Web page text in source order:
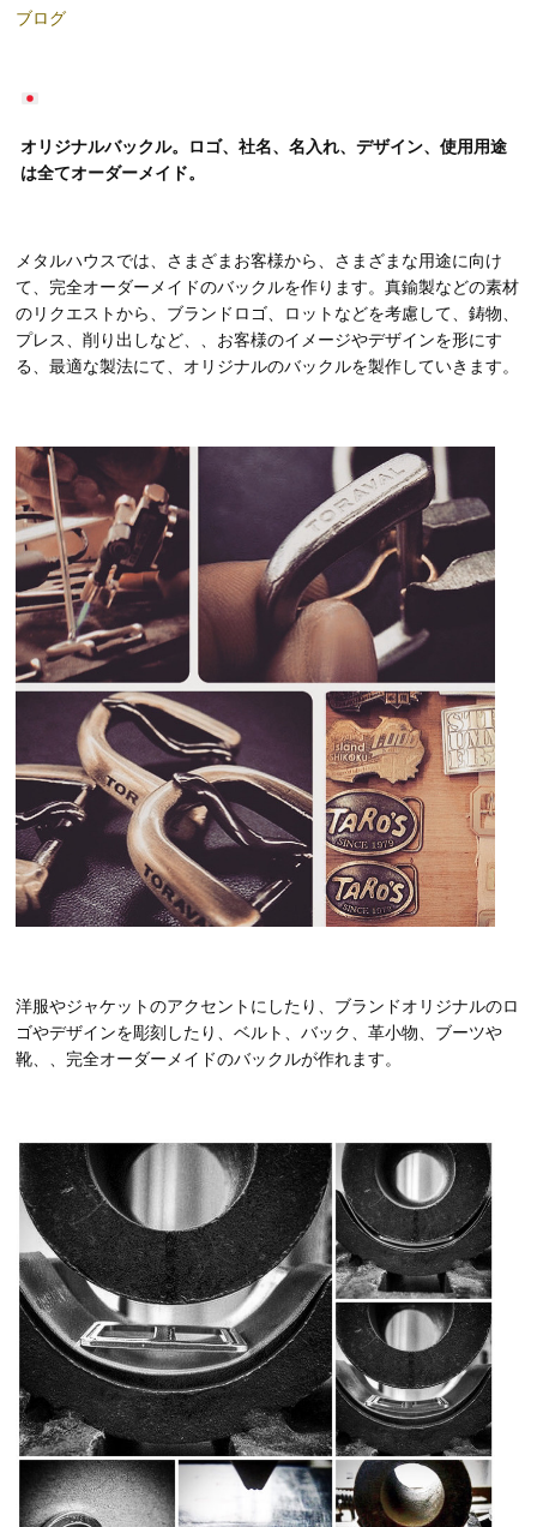
ブログ
オリジナルバックル。ロゴ、社名、名入れ、デザイン、使用用途
は全てオーダーメイド。
メタルハウスでは、さまざまお客様から、さまざまな用途に向け
て、完全オーダーメイドのバックルを作ります。真鍮製などの素材
のリクエストから、ブランドロゴ、ロットなどを考慮して、鋳物、
プレス、削り出しなど、、お客様のイメージやデザインを形にす
る、最適な製法にて、オリジナルのバックルを製作していきます。
洋服やジャケットのアクセントにしたり、ブランドオリジナルのロ
ゴやデザインを彫刻したり、ベルト、バック、革小物、ブーツや
靴、、完全オーダーメイドのバックルが作れます。